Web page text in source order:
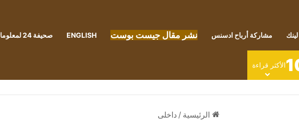
مشاركة أرباح ادسنس نشر مقال جيست بوست ENGLISH صحيفة 24 لمعلوماتك
الأكثر قراءة
الرئيسية / داخلى